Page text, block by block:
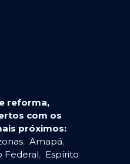
reforma,
com os
próximos:
, Amapá,
Federal, Espírito